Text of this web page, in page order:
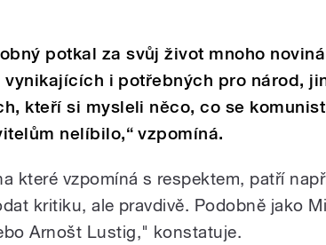
potkal za svůj život mnoho
vynikajících i potřebných pro národ,
kteří si mysleli něco, co se
nelíbilo,“ vzpomíná.
které vzpomíná s respektem, patří
kritiku, ale pravdivě. Podobně jako
Arnošt Lustig," konstatuje.